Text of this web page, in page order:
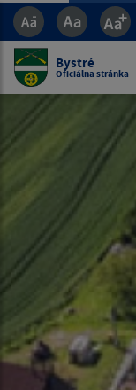
Bystré
Oficiálna stránka